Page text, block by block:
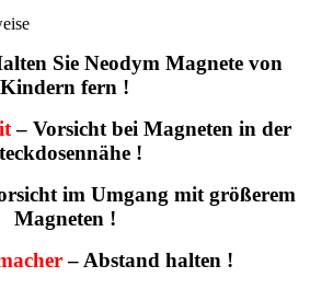
Sie Neodym Magnete von
Kindern fern !
– Vorsicht bei Magneten in der
!
im Umgang mit größerem
Magneten !
– Abstand halten !